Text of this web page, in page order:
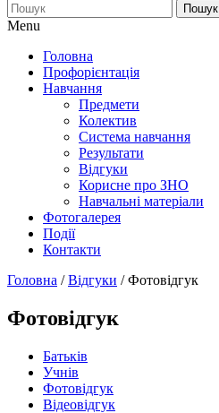
Пошук
Menu
Головна
Профорієнтація
Навчання
Предмети
Колектив
Система навчання
Результати
Відгуки
Корисне про ЗНО
Навчальні матеріали
Фотогалерея
Події
Контакти
Головна /Відгуки /Фотовідгук
Фотовідгук
Батьків
Учнів
Фотовідгук
Відеовідгук